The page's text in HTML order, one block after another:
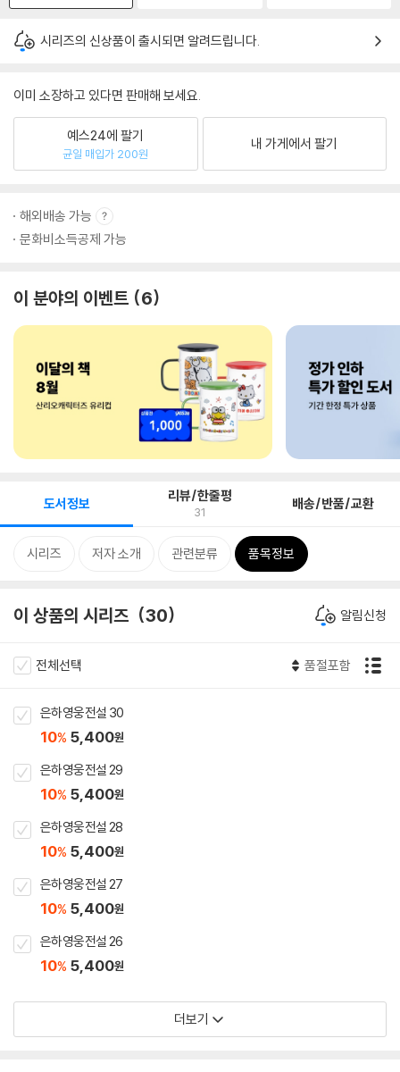
시리즈의 신상품이 출시되면 알려드립니다.
이미 소장하고 있다면 판매해 보세요.
예스24에 팔기
균일 매입가 200원
내 가게에서 팔기
해외배송 가능
문화비소득공제 가능
이 분야의 이벤트 6
도서정보 리뷰/한줄평
31 배송/반품/교환
시리즈 저자 소개 관련분류 품목정보
이 상품의 시리즈 30 알림신청
전체선택 품절포함
은하영웅전설 30
10% 5,400원
은하영웅전설 29
10% 5,400원
은하영웅전설 28
10% 5,400원
은하영웅전설 27
10% 5,400원
은하영웅전설 26
10% 5,400원
더보기